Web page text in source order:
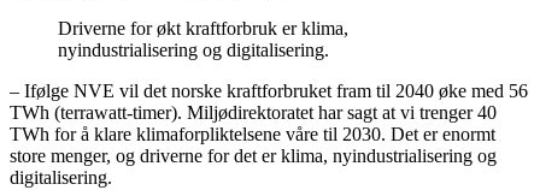
Driverne for økt kraftforbruk er klima,
nyindustrialisering og digitalisering.
– Ifølge NVE vil det norske kraftforbruket fram til 2040 øke med 56
TWh (terrawatt-timer). Miljødirektoratet har sagt at vi trenger 40
TWh for å klare klimaforpliktelsene våre til 2030. Det er enormt
store menger, og driverne for det er klima, nyindustrialisering og
digitalisering.